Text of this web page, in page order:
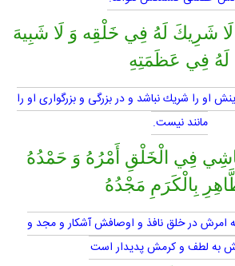
لَا شَرِيكَ لَهُ فِي خَلْقِه‏ وَ لَا شَبِيهَ
لَهُ فِي عَظَمَتِهِ
او را شريك نباشد و در بزرگى و بزرگوارى او را
مانند نيست.
فِي الْخَلْقِ أَمْرُهُ وَ حَمْدُهُ
بِالْكَرَمِ مَجْدُهُ
در خلق نافذ و اوصافش آشكار و مجد و
به لطف و كرمش پديدار است